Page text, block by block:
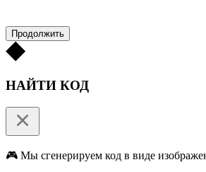
Продолжить
НАЙТИ КОД
🎮 Мы сгенерируем код в виде